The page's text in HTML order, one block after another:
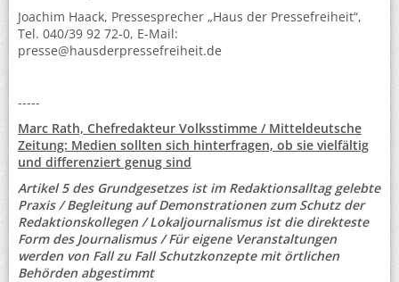
Joachim Haack, Pressesprecher „Haus der Pressefreiheit“,
Tel. 040/39 92 72-0, E-Mail:
presse@hausderpressefreiheit.de
-----
Marc Rath, Chefredakteur Volksstimme / Mitteldeutsche
Zeitung: Medien sollten sich hinterfragen, ob sie vielfältig
und differenziert genug sind
Artikel 5 des Grundgesetzes ist im Redaktionsalltag gelebte
Praxis / Begleitung auf Demonstrationen zum Schutz der
Redaktionskollegen / Lokaljournalismus ist die direkteste
Form des Journalismus / Für eigene Veranstaltungen
werden von Fall zu Fall Schutzkonzepte mit örtlichen
Behörden abgestimmt